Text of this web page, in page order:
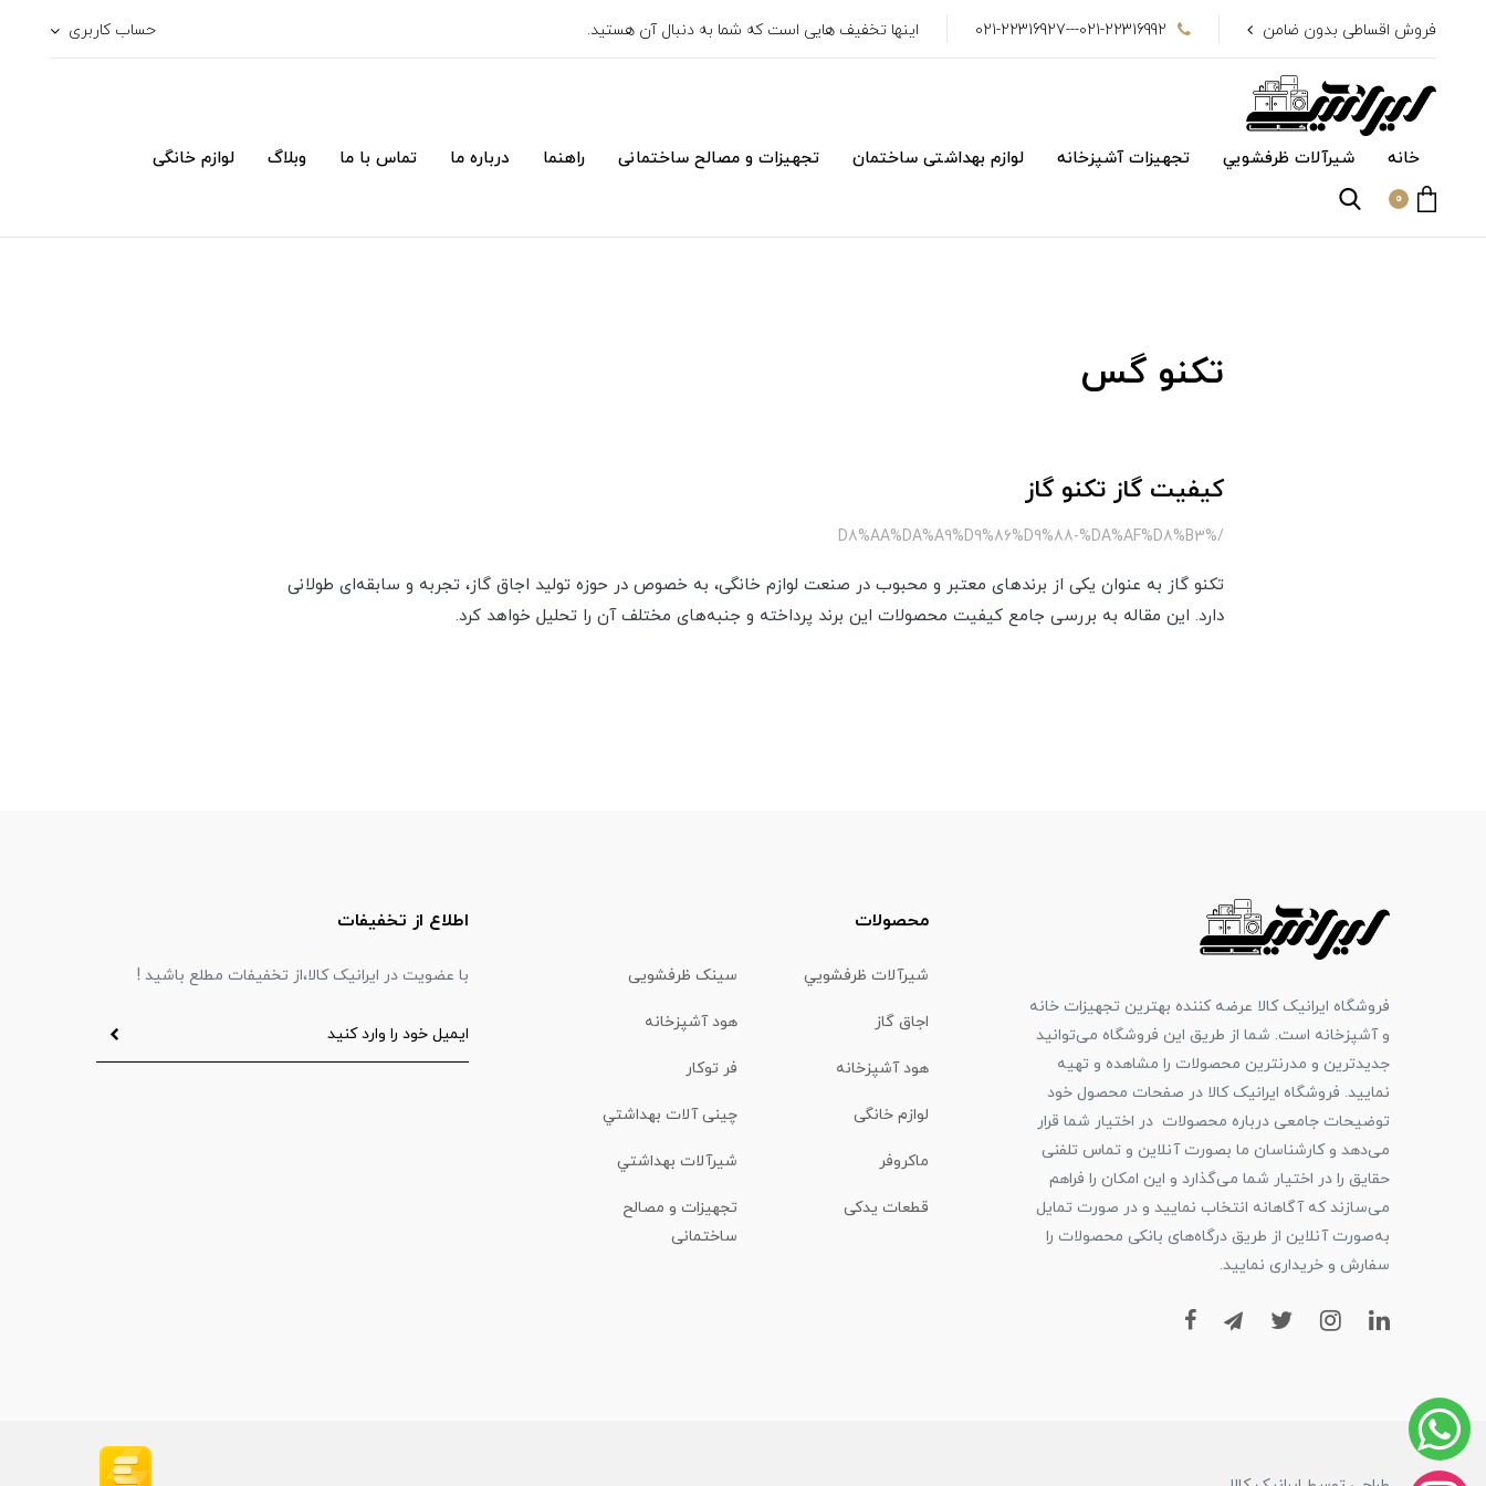
فروش اقساطی بدون ضامن 021-22316992---021-22316927 اینها تخفیف هایی است که شما به دنبال آن هستید. حساب کاربری
خانه شیرآلات ظرفشويي تجهیزات آشپزخانه لوازم بهداشتی ساختمان تجهیزات و مصالح ساختمانی راهنما درباره ما تماس با ما وبلاگ لوازم خانگی
0
تکنو گس
کیفیت گاز تکنو گاز
/%D8%AA%DA%A9%D9%86%D9%88-%DA%AF%D8%B3
تکنو گاز به عنوان یکی از برندهای معتبر و محبوب در صنعت لوازم خانگی، به خصوص در حوزه تولید اجاق گاز، تجربه و سابقه‌ای طولانی
دارد. این مقاله به بررسی جامع کیفیت محصولات این برند پرداخته و جنبه‌های مختلف آن را تحلیل خواهد کرد.
فروشگاه ایرانیک کالا عرضه کننده بهترین تجهیزات خانه
و آشپزخانه است. شما از طریق این فروشگاه می‌توانید
جدیدترین و مدرنترین محصولات را مشاهده و تهیه
نمایید. فروشگاه ایرانیک کالا در صفحات محصول خود
توضیحات جامعی درباره محصولات در اختیار شما قرار
می‌دهد و کارشناسان ما بصورت آنلاین و تماس تلفنی
حقایق را در اختیار شما می‌گذارد و این امکان را فراهم
می‌سازند که آگاهانه انتخاب نمایید و در صورت تمایل
به‌صورت آنلاین از طریق درگاه‌های بانکی محصولات را
سفارش و خریداری نمایید.
محصولات
شیرآلات ظرفشويي سینک ظرفشویی
اجاق گاز هود آشپزخانه
هود آشپزخانه فر توکار
لوازم خانگی چینی آلات بهداشتي
ماكروفر شیرآلات بهداشتي
قطعات یدکی
تجهیزات و مصالح
ساختمانی
اطلاع از تخفیفات
با عضویت در ایرانیک کالا،از تخفیفات مطلع باشید !